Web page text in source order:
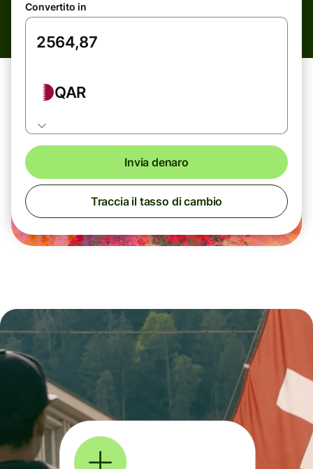
Convertito in
QAR
Invia denaro
Traccia il tasso di cambio